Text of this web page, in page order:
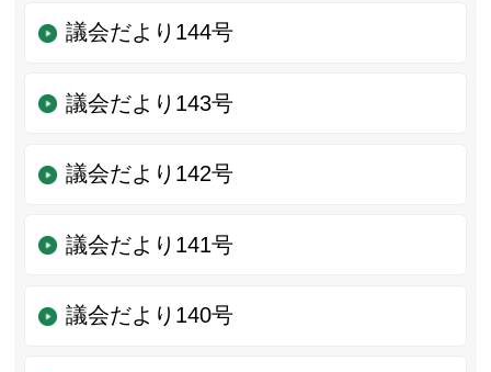
議会だより144号
議会だより143号
議会だより142号
議会だより141号
議会だより140号